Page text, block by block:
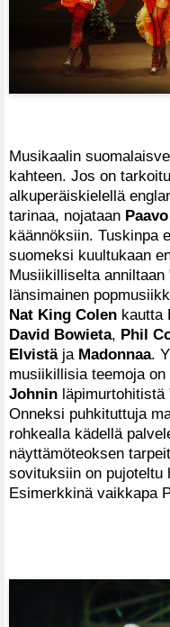
Musikaalin
kahteen. Jos on
alkuperäiskielellä
tarinaa, nojataan
käännöksiin. Tuskinpa
suomeksi kuultukaan
Musiikilliselta anniltaan
länsimainen
Nat King Colen kautta
David Bowieta, Phil
Elvistäja Madonnaa.
musiikillisia teemoja
Johnin läpimurtohitistä
Onneksi puhkituttuja
rohkealla kädellä
näyttämöteoksen
sovituksiin on pujoteltu
Esimerkkinä vaikkapa